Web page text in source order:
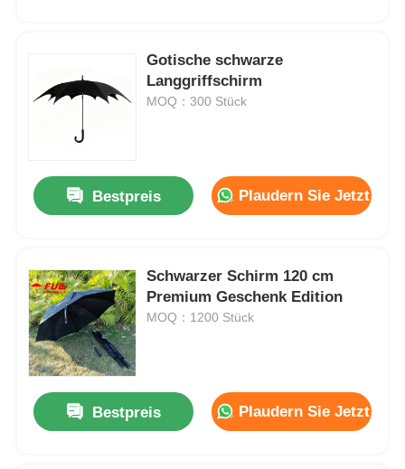
Gotische schwarze
Langgriffschirm
MOQ：300 Stück
Bestpreis Plaudern Sie Jetzt
Schwarzer Schirm 120 cm
Premium Geschenk Edition
MOQ：1200 Stück
Bestpreis Plaudern Sie Jetzt